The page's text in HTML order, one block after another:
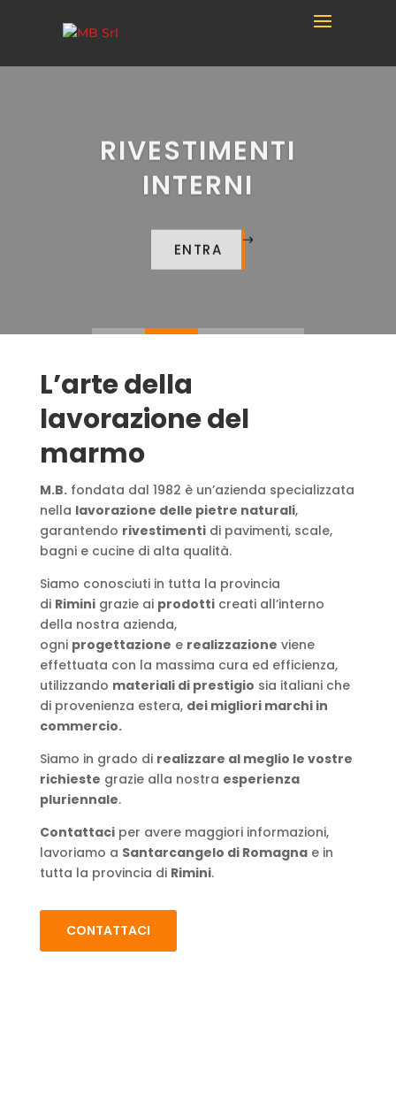
RIVESTIMENTI
INTERNI
ENTRA
L’arte della
lavorazione del
marmo
M.B.fondata dal 1982 è un’azienda specializzata
nella lavorazione delle pietre naturali,
garantendo rivestimentidi pavimenti, scale,
bagni e cucine di alta qualità.
Siamo conosciuti in tutta la provincia
di Rimini grazie ai prodotti creati all’interno
della nostra azienda,
ogni progettazione e realizzazione viene
effettuata con la massima cura ed efficienza,
utilizzando materiali di prestigio sia italiani che
di provenienza estera, dei migliori marchi in
commercio.
Siamo in grado di realizzare al meglio le vostre
richieste grazie alla nostra esperienza
pluriennale.
Contattaci per avere maggiori informazioni,
lavoriamo a Santarcangelo di Romagna e in
tutta la provincia di Rimini.
CONTATTACI